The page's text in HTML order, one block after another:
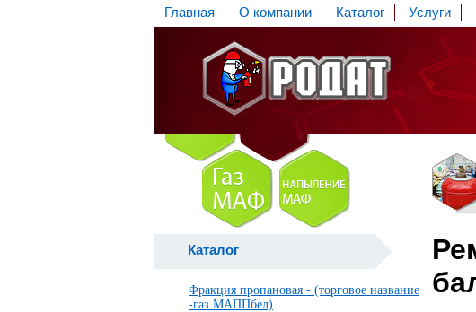
Главная О компании Каталог Услуги
Каталог
Фракция пропановая - (торговое название
-газ МАППбел)